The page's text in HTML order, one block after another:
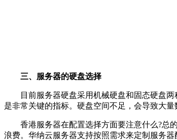
三、服务器的硬盘选择
目前服务器硬盘采用机械硬盘和固态硬盘
是非常关键的指标。硬盘空间不足，会导致大
香港服务器在配置选择方面要注意什么?总
浪费。华纳云服务器支持按照需求来定制服务